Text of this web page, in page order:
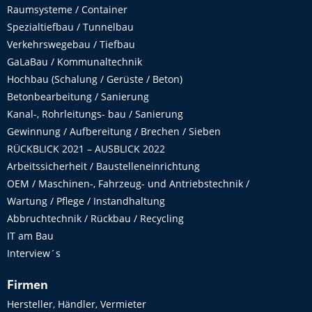
Raumsysteme / Container
Spezialtiefbau / Tunnelbau
Verkehrswegebau / Tiefbau
GaLaBau / Kommunaltechnik
Hochbau (Schalung / Gerüste / Beton)
Betonbearbeitung / Sanierung
Kanal-, Rohrleitungs- bau / Sanierung
Gewinnung / Aufbereitung / Brechen / Sieben
RÜCKBLICK 2021 – AUSBLICK 2022
Arbeitssicherheit / Baustelleneinrichtung
OEM / Maschinen-, Fahrzeug- und Antriebstechnik /
Wartung / Pflege / Instandhaltung
Abbruchtechnik / Rückbau / Recycling
IT am Bau
Interview´s
Firmen
Hersteller, Händler, Vermieter